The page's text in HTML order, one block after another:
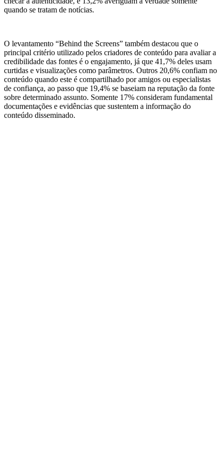
quando se tratam de notícias.
O levantamento “Behind the Screens” também destacou que o
principal critério utilizado pelos criadores de conteúdo para avaliar a
credibilidade das fontes é o engajamento, já que 41,7% deles usam
curtidas e visualizações como parâmetros. Outros 20,6% confiam no
conteúdo quando este é compartilhado por amigos ou especialistas
de confiança, ao passo que 19,4% se baseiam na reputação da fonte
sobre determinado assunto. Somente 17% consideram fundamental
documentações e evidências que sustentem a informação do
conteúdo disseminado.